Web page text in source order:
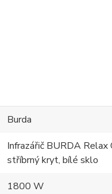
Burda
Infrazářič BURDA
stříbrný kryt, bílé sklo
1800 W